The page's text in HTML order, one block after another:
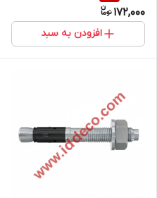
172,000
افزودن به سبد